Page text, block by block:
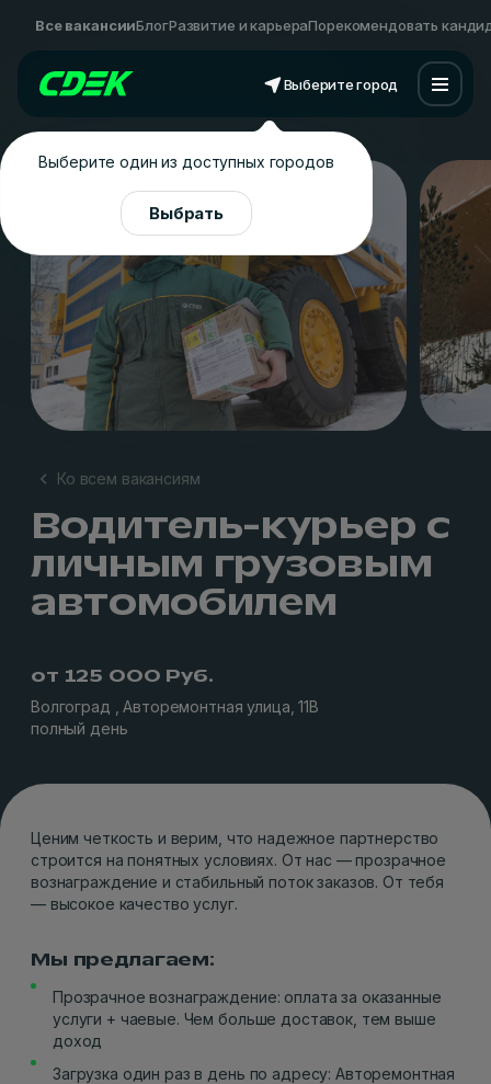
Все вакансииБлогРазвитие и карьераПорекомендовать
Выберите город
Выберите один из доступных городов
Выбрать
Ко всем вакансиям
Водитель-курьер с
личным грузовым
автомобилем
от 125 000 Руб.
Волгоград , Авторемонтная улица, 11В
полный день
Ценим четкость и верим, что надежное партнерство
строится на понятных условиях. От нас — прозрачное
вознаграждение и стабильный поток заказов. От тебя
— высокое качество услуг.
Мы предлагаем:
Прозрачное вознаграждение: оплата за оказанные
услуги + чаевые. Чем больше доставок, тем выше
доход
Загрузка один раз в день по адресу: Авторемонтная